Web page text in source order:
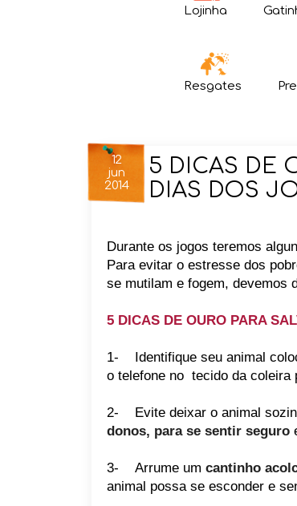
Lojinha
Resgates
12
jun
2014
5 DICAS DE
DIAS DOS
Durante os jogos teremos
Para evitar o estresse dos
se mutilam e fogem, devemos
5 DICAS DE OURO PARA
1- Identifique seu animal
o telefone no tecido da coleira
2- Evite deixar o animal
donos, para se sentir seguro
3- Arrume um cantinho
animal possa se esconder e